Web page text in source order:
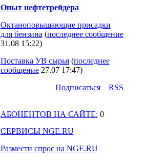
Опыт нефтетрейдера
Октаноповышающие присадки
для бензина (последнее сообщение
31.08 15:22)
Поставка УВ сырья(последнее
сообщение 27.07 17:47)
Подпиcаться
RSS
АБОНЕНТОВ НА САЙТЕ: 0
СЕРВИСЫ NGE.RU
Размести спрос на NGE.RU